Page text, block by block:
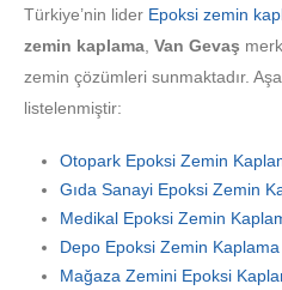
Türkiye’nin lider Epoksi zemin
zemin kaplama, Van Gevaş
zemin çözümleri sunmaktadır.
listelenmiştir:
Otopark Epoksi Zemin
Gıda Sanayi Epoksi Zemin
Medikal Epoksi Zemin
Depo Epoksi Zemin
Mağaza Zemini Epoksi